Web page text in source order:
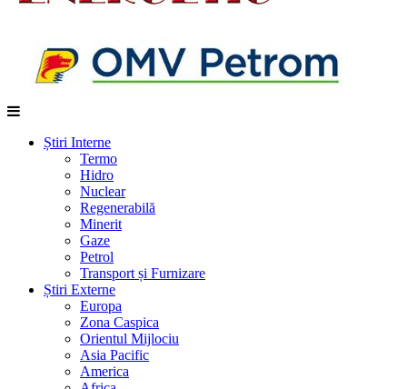
Știri Interne
Termo
Hidro
Nuclear
Regenerabilă
Minerit
Gaze
Petrol
Transport și Furnizare
Știri Externe
Europa
Zona Caspica
Orientul Mijlociu
Asia Pacific
America